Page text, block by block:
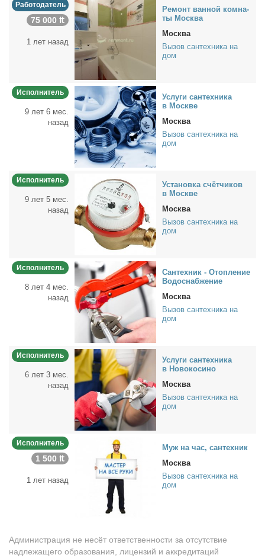
Работодатель
75 000 ₶
1 лет назад
Ре­монт ван­ной ком­на­
ты Москва
Москва
Вызов сантехника на
дом
Исполнитель
9 лет 6 мес.
назад
Услу­ги сан­тех­ни­ка
в Москве
Москва
Вызов сантехника на
дом
Исполнитель
9 лет 5 мес.
назад
Уста­нов­ка счёт­чи­ков
в Москве
Москва
Вызов сантехника на
дом
Исполнитель
8 лет 4 мес.
назад
Сан­тех­ник - Отоп­ле­ние
Во­до­снаб­же­ние
Москва
Вызов сантехника на
дом
Исполнитель
6 лет 3 мес.
назад
Услу­ги сан­тех­ни­ка
в Но­во­ко­си­но
Москва
Вызов сантехника на
дом
Исполнитель
1 500 ₶
1 лет назад
Муж на час, сан­тех­ник
Москва
Вызов сантехника на
дом
Администрация не несёт ответственности за отсутствие
надлежащего образования, лицензий и аккредитаций